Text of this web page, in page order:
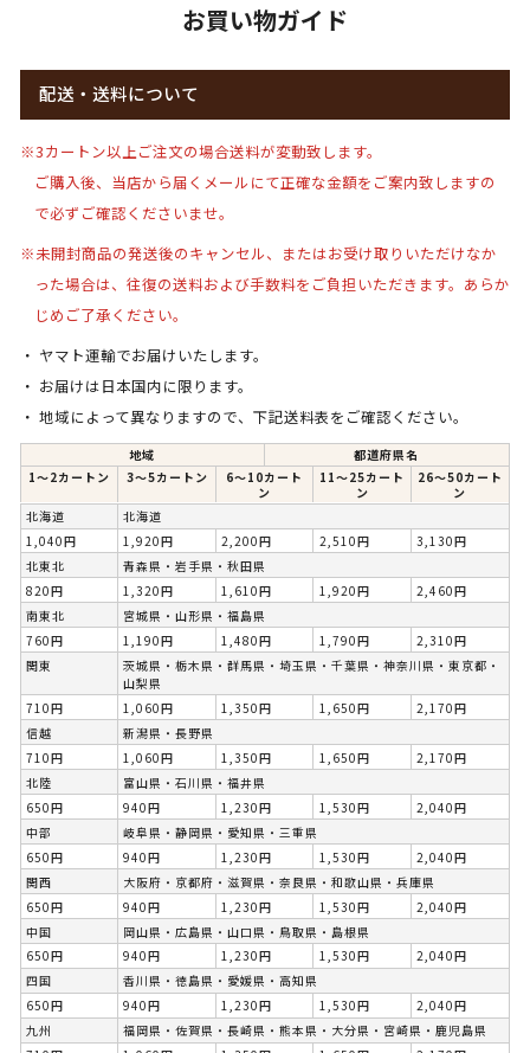
お買い物ガイド
配送・送料について
※3カートン以上ご注文の場合送料が変動致します。
ご購入後、当店から届くメールにて正確な金額をご案内致しますの
で必ずご確認くださいませ。
※未開封商品の発送後のキャンセル、またはお受け取りいただけなか
った場合は、往復の送料および手数料をご負担いただきます。 あらか
じめご了承ください。
ヤマト運輸でお届けいたします。
お届けは日本国内に限ります。
地域によって異なりますので、下記送料表をご確認ください。
地域
都道府県名
1〜2カートン
3〜5カートン
6〜10カート
ン
11～25カート
ン
26～50カート
ン
北海道
北海道
1,040円
1,920円 2,200円 2,510円
3,130円
北東北
青森県・岩手県・秋田県
820円
1,320円 1,610円 1,920円
2,460円
南東北
宮城県・山形県・福島県
760円
1,190円 1,480円 1,790円
2,310円
関東
茨城県・栃木県・群馬県・埼玉県・千葉県・神奈川県・東京都・
山梨県
710円
1,060円 1,350円 1,650円
2,170円
信越
新潟県・長野県
710円
1,060円 1,350円 1,650円
2,170円
北陸
富山県・石川県・福井県
650円
940円 1,230円 1,530円
2,040円
中部
岐阜県・静岡県・愛知県・三重県
650円
940円 1,230円 1,530円
2,040円
関西
大阪府・京都府・滋賀県・奈良県・和歌山県・兵庫県
650円
940円 1,230円 1,530円
2,040円
中国
岡山県・広島県・山口県・鳥取県・島根県
650円
940円 1,230円 1,530円
2,040円
四国
香川県・徳島県・愛媛県・高知県
650円
940円 1,230円 1,530円
2,040円
九州
福岡県・佐賀県・長崎県・熊本県・大分県・宮崎県・鹿児島県